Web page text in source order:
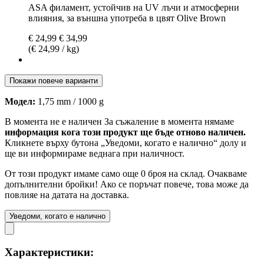
ASA филамент, устойчив на UV лъчи и атмосферни
влияния, за външна употреба в цвят Olive Brown
€ 24,99 € 34,99
(€ 24,99 / kg)
Покажи повече варианти
Модел: 1,75 mm / 1000 g
В момента не е наличен За съжаление в момента нямаме
информация кога този продукт ще бъде отново наличен.
Кликнете върху бутона „Уведоми, когато е налично“ долу и
ще ви информираме веднага при наличност.
От този продукт имаме само още 0 броя на склад. Очакваме
допълнителни бройки! Ако се поръчат повече, това може да
повлияе на датата на доставка.
Уведоми, когато е налично
Характеристики: